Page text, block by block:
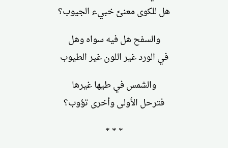
هل للكوى معنىً خبيء الجيوب؟
والسفح هل فيه سواه وهل
في الورد غير اللون غير الطيوب
والشمس في طيها غيرها
فترحل الأولى وأخرى تؤوب؟
* * *